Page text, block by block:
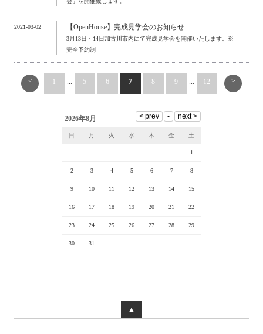
2021-03-02 【OpenHouse】完成見学会のお知らせ
3月13日・14日加古川市内にて完成見学会を開催いたします。※
完全予約制
< 1 ... 5 6 7 8 9 ... 12 >
2026年8月
日 月 火 水 木 金 土
1
2 3 4 5 6 7 8
9 10 11 12 13 14 15
16 17 18 19 20 21 22
23 24 25 26 27 28 29
30 31
▲